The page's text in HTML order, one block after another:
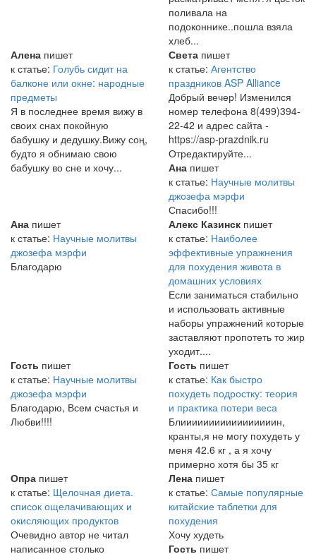
поливала на
подоконнике..пошла взяла
хлеб...
Алена пишет
к статье: Голубь сидит на
балконе или окне: народные
предметы
Я в последнее время вижу в
своих снах покойную
бабушку и дедушку.Вижу соң,
будто я обнимаю свою
бабушку во сне и хочу...
Света пишет
к статье: Агентство
праздников ASP Alliance
Добрый вечер! Изменился
номер телефона 8(499)394-
22-42 и адрес сайта -
https://asp-prazdnik.ru
Отредактируйте...
Ана пишет
к статье: Научные молитвы
джозефа мэрфи
Спасибо!!!
Ана пишет
к статье: Научные молитвы
джозефа мэрфи
Благодарю
Алекс Казинск пишет
к статье: Наиболее
эффективные упражнения
для похудения живота в
домашних условиях
Если заниматься стабильно
и использовать активные
наборы упражнений которые
заставляют пропотеть то жир
уходит....
Гость пишет
к статье: Научные молитвы
джозефа мэрфи
Благодарю, Всем счастья и
Любви!!!!
Гость пишет
к статье: Как быстро
похудеть подростку: теория
и практика потери веса
Блииииииииииииииииин,
кранты,я не могу похудеть у
меня 42.6 кг , а я хочу
примерно хотя бы 35 кг
Опра пишет
к статье: Щелочная диета.
список ощелачивающих и
окисляющих продуктов
Очевидно автор не читал
написанное столько
Лена пишет
к статье: Самые популярные
китайские таблетки для
похудения
Хочу худеть
Гость пишет